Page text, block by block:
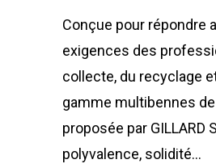
Conçue pour répondre
exigences des
collecte, du recyclage
gamme multibennes de
proposée par GILLARD
polyvalence, solidité…